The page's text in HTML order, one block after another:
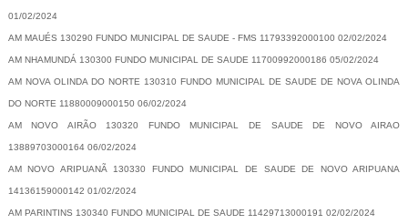
01/02/2024
AM MAUÉS 130290 FUNDO MUNICIPAL DE SAUDE - FMS 11793392000100 02/02/2024
AM NHAMUNDÁ 130300 FUNDO MUNICIPAL DE SAUDE 11700992000186 05/02/2024
AM NOVA OLINDA DO NORTE 130310 FUNDO MUNICIPAL DE SAUDE DE NOVA OLINDA
DO NORTE 11880009000150 06/02/2024
AM NOVO AIRÃO 130320 FUNDO MUNICIPAL DE SAUDE DE NOVO AIRAO
13889703000164 06/02/2024
AM NOVO ARIPUANÃ 130330 FUNDO MUNICIPAL DE SAUDE DE NOVO ARIPUANA
14136159000142 01/02/2024
AM PARINTINS 130340 FUNDO MUNICIPAL DE SAUDE 11429713000191 02/02/2024